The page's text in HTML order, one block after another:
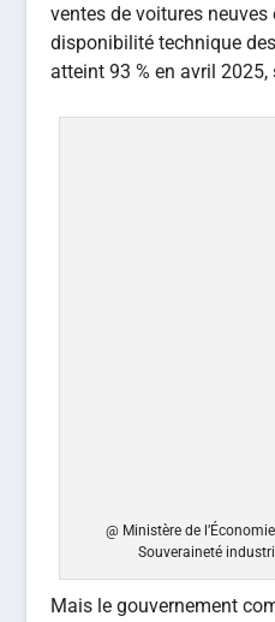
ventes de voitures neuves
disponibilité technique
atteint 93 % en avril 2025,
@ Ministère de
Souveraineté
Mais le gouvernement